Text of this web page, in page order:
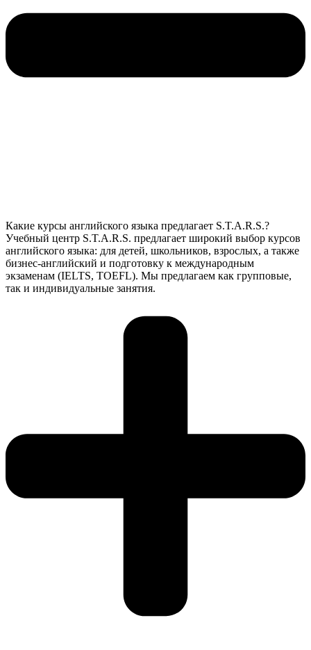
Какие курсы английского языка предлагает S.T.A.R.S.?
Учебный центр S.T.A.R.S. предлагает широкий выбор курсов
английского языка: для детей, школьников, взрослых, а также
бизнес-английский и подготовку к международным
экзаменам (IELTS, TOEFL). Мы предлагаем как групповые,
так и индивидуальные занятия.